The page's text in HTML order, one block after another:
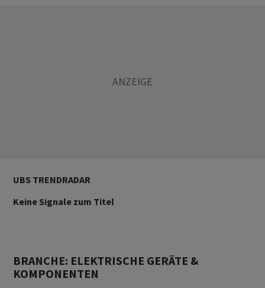
UBS TRENDRADAR
Keine Signale zum Titel
BRANCHE: ELEKTRISCHE GERÄTE &
KOMPONENTEN